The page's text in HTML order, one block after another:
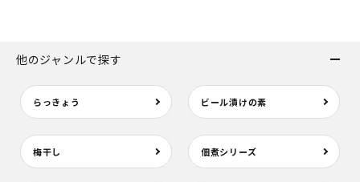
他のジャンルで探す
らっきょう ビール漬けの素
梅干し 佃煮シリーズ